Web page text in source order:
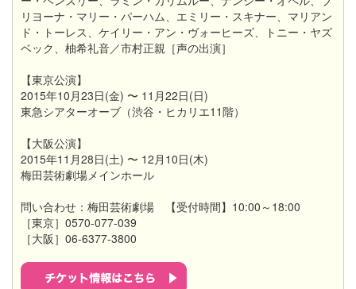
リヨーナ・マリー・パーハム、エミリー・スキナー、マリアン
ド・トーレス、ケイリー・アン・ヴォーヒーズ、トニー・ヤズ
ベック、柚希礼音／市村正親［声の出演］
【東京公演】
2015年10月23日(金) 〜 11月22日(日)
東急シアターオーブ（渋谷・ヒカリエ11階）
【大阪公演】
2015年11月28日(土) 〜 12月10日(木)
梅田芸術劇場メインホール
問い合わせ：梅田芸術劇場 【受付時間】10:00～18:00
［東京］0570-077-039
［大阪］06-6377-3800